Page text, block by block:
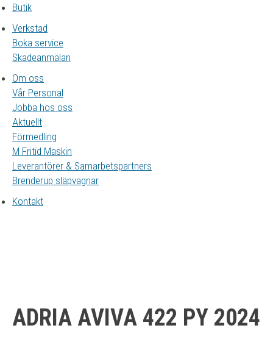
Butik
Verkstad
Boka service
Skadeanmälan
Om oss
Vår Personal
Jobba hos oss
Aktuellt
Förmedling
M Fritid Maskin
Leverantörer & Samarbetspartners
Brenderup släpvagnar
Kontakt
ADRIA AVIVA 422 PY 2024